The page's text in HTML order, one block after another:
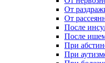
От
От
После
После
При
При